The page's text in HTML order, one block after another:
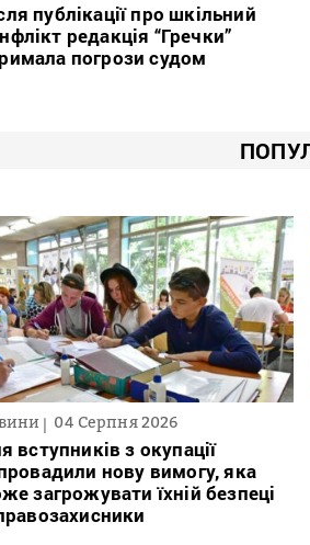
публікації про шкільний
редакція “Гречки”
погрози судом
04 Серпня 2026
вступників з окупації
нову вимогу, яка
загрожувати їхній безпеці